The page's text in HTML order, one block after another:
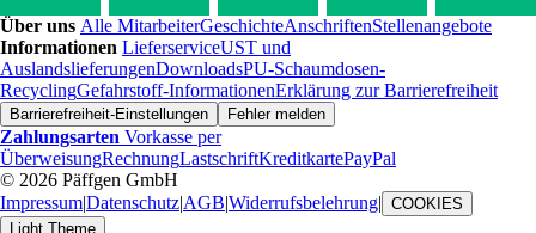
Über uns Alle MitarbeiterGeschichteAnschriftenStellenangebote
Informationen LieferserviceUST und
AuslandslieferungenDownloadsPU-Schaumdosen-
RecyclingGefahrstoff-InformationenErklärung zur Barrierefreiheit
Barrierefreiheit-Einstellungen Fehler melden
Zahlungsarten Vorkasse per
ÜberweisungRechnungLastschriftKreditkartePayPal
© 2026 Päffgen GmbH
Impressum|Datenschutz|AGB|Widerrufsbelehrung| COOKIES
Light Theme